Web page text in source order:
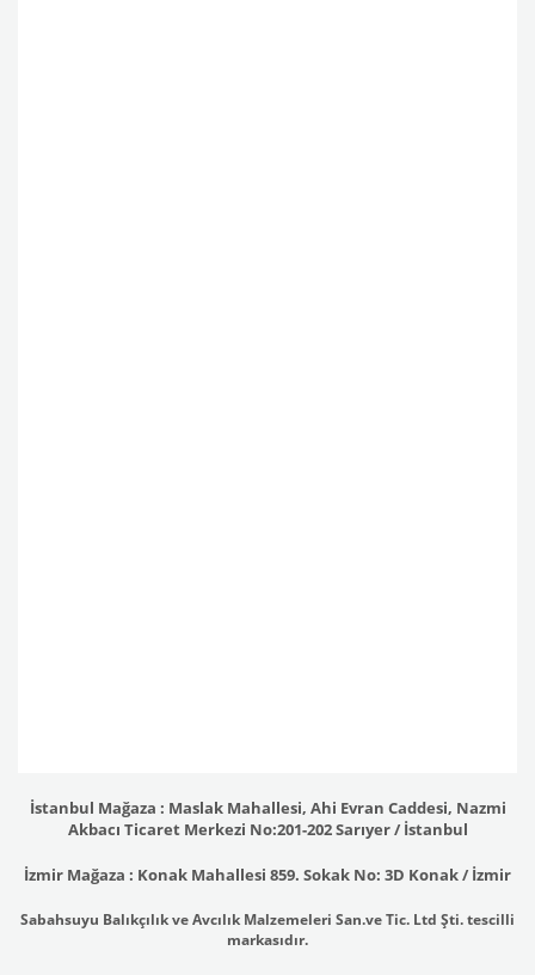
İstanbul Mağaza : Maslak Mahallesi, Ahi Evran Caddesi, Nazmi
Akbacı Ticaret Merkezi No:201-202 Sarıyer / İstanbul
İzmir Mağaza : Konak Mahallesi 859. Sokak No: 3D Konak / İzmir
Sabahsuyu Balıkçılık ve Avcılık Malzemeleri San.ve Tic. Ltd Şti. tescilli
markasıdır.